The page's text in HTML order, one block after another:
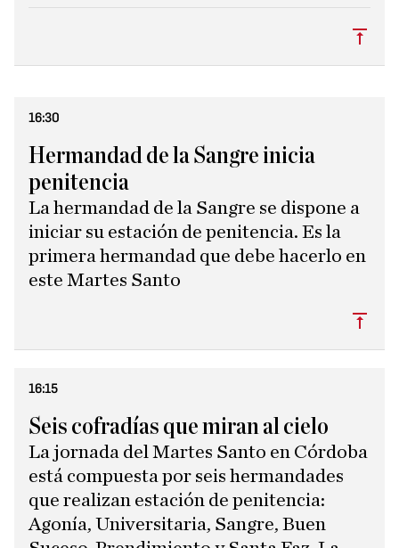
16:30
Hermandad de la Sangre inicia
penitencia
La hermandad de la Sangre se dispone a
iniciar su estación de penitencia. Es la
primera hermandad que debe hacerlo en
este Martes Santo
16:15
Seis cofradías que miran al cielo
La jornada del Martes Santo en Córdoba
está compuesta por seis hermandades
que realizan estación de penitencia:
Agonía, Universitaria, Sangre, Buen